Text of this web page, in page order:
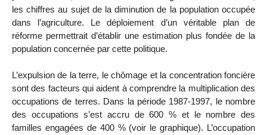
les chiffres au sujet de la diminution de la population occupée
dans l’agriculture. Le déploiement d’un véritable plan de
réforme permettrait d’établir une estimation plus fondée de la
population concernée par cette politique.
L’expulsion de la terre, le chômage et la concentration foncière
sont des facteurs qui aident à comprendre la multiplication des
occupations de terres. Dans la période 1987-1997, le nombre
des occupations s’est accru de 600 % et le nombre des
familles engagées de 400 % (voir le graphique). L’occupation